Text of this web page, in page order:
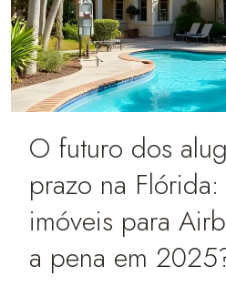
O futuro dos
prazo na
imóveis para
a pena em